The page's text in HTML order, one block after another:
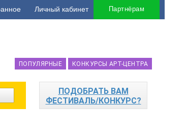
Партнёрам
Личный кабинет
КОНКУРСЫ АРТ-ЦЕНТРА
ПОПУЛЯРНЫЕ
ПОДОБРАТЬ ВАМ
ФЕСТИВАЛЬ/КОНКУРС?